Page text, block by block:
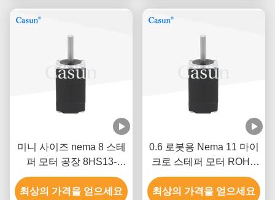
미니 사이즈 nema 8 스테
퍼 모터 공장 8HS13-
0604S 사용자 정의
최상의 가격을 얻으세요
0.6 로봇용 Nema 11 마이
크로 스테퍼 모터 ROHS
인증
최상의 가격을 얻으세요